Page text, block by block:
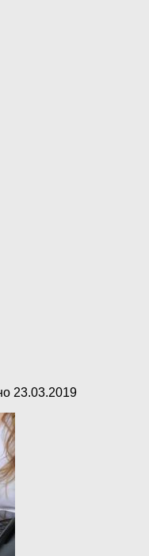
23.03.2019